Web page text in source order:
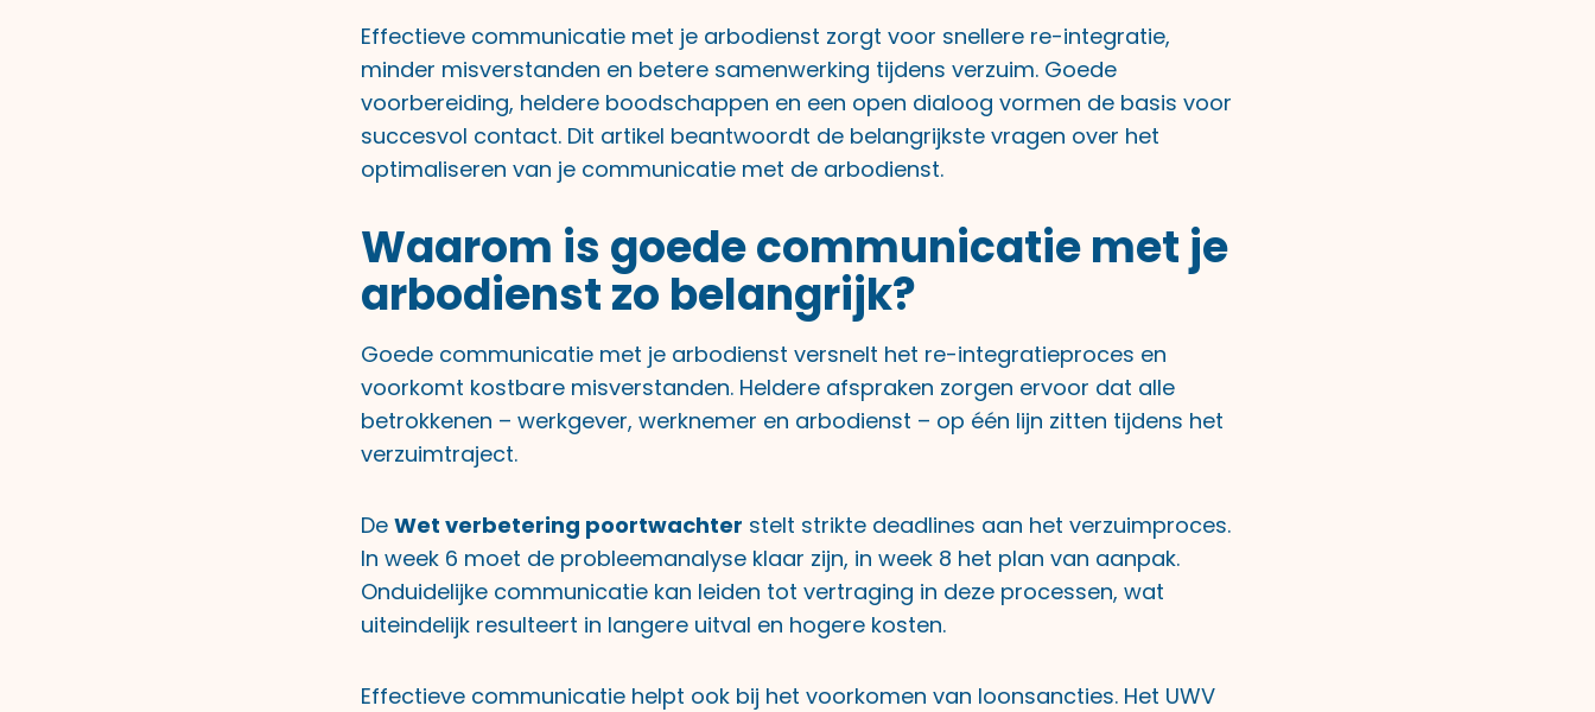
Effectieve communicatie met je arbodienst zorgt voor snellere re-integratie,
minder misverstanden en betere samenwerking tijdens verzuim. Goede
voorbereiding, heldere boodschappen en een open dialoog vormen de basis voor
succesvol contact. Dit artikel beantwoordt de belangrijkste vragen over het
optimaliseren van je communicatie met de arbodienst.
Waarom is goede communicatie met je
arbodienst zo belangrijk?
Goede communicatie met je arbodienst versnelt het re-integratieproces en
voorkomt kostbare misverstanden. Heldere afspraken zorgen ervoor dat alle
betrokkenen – werkgever, werknemer en arbodienst – op één lijn zitten tijdens het
verzuimtraject.
De Wet verbetering poortwachter stelt strikte deadlines aan het verzuimproces.
In week 6 moet de probleemanalyse klaar zijn, in week 8 het plan van aanpak.
Onduidelijke communicatie kan leiden tot vertraging in deze processen, wat
uiteindelijk resulteert in langere uitval en hogere kosten.
Effectieve communicatie helpt ook bij het voorkomen van loonsancties. Het UWV